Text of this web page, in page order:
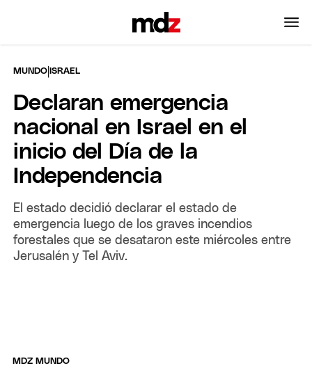
MUNDO | ISRAEL
Declaran emergencia
nacional en Israel en el
inicio del Día de la
Independencia
El estado decidió declarar el estado de
emergencia luego de los graves incendios
forestales que se desataron este miércoles entre
Jerusalén y Tel Aviv.
MDZ MUNDO